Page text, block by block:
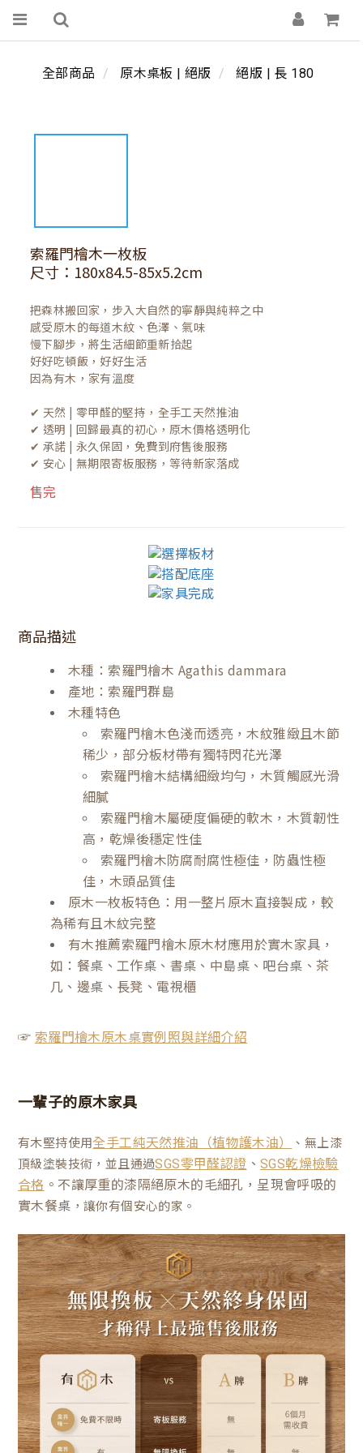
全部商品 原木桌板 | 絕版 絕版 | 長 180
索羅門檜木一枚板
尺寸：180x84.5-85x5.2cm
把森林搬回家，步入大自然的寧靜與純粹之中
感受原木的每道木紋、色澤、氣味
慢下腳步，將生活細節重新拾起
好好吃頓飯，好好生活
因為有木，家有溫度
✔ 天然 | 零甲醛的堅持，全手工天然推油
✔ 透明 | 回歸最真的初心，原木價格透明化
✔ 承諾 | 永久保固，免費到府售後服務
✔ 安心 | 無期限寄板服務，等待新家落成
售完
商品描述
木種：索羅門檜木 Agathis dammara
產地：索羅門群島
木種特色
索羅門檜木色淺而透亮，木紋雅緻且木節
稀少，部分板材帶有獨特閃花光澤
索羅門檜木結構細緻均勻，木質觸感光滑
細膩
索羅門檜木屬硬度偏硬的軟木，木質韌性
高，乾燥後穩定性佳
索羅門檜木防腐耐腐性極佳，防蟲性極
佳，木頭品質佳
原木一枚板特色：用一整片原木直接製成，較
為稀有且木紋完整
有木推薦索羅門檜木原木材應用於實木家具，
如：餐桌、工作桌、書桌、中島桌、吧台桌、茶
几、邊桌、長凳、電視櫃
☞ 索羅門檜木原木桌實例照與詳細介紹
一輩子的原木家具
有木堅持使用全手工純天然推油（植物護木油）
、無上漆
頂級塗裝技術，並且通過SGS零甲醛認證 、SGS乾燥檢驗
合格 。不讓厚重的漆隔絕原木的毛細孔，呈現會呼吸的
實木餐桌 ，讓你有個安心的家。